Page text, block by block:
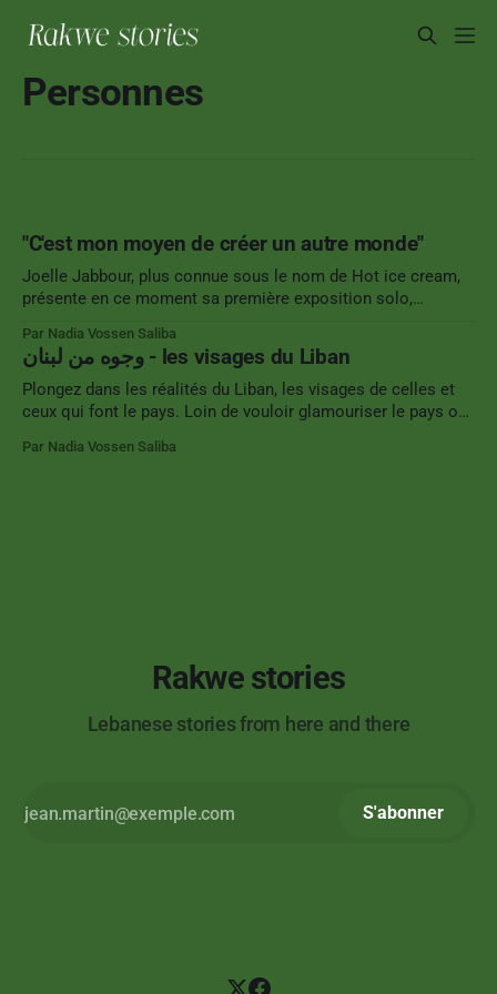
Personnes
"C'est mon moyen de créer un autre monde"
Joelle Jabbour, plus connue sous le nom de Hot ice cream,
présente en ce moment sa première exposition solo,
illustratrice, dont vous pouvez reconnaître la patte par la
présence de félins et une palette de couleurs vives, se fait
une
Par Nadia Vossen Saliba
وجوه من لبنان - les visages du Liban
Plongez dans les réalités du Liban, les visages de celles et
ceux qui font le pays. Loin de vouloir glamouriser le pays ou,
la violence, cette série de photos se veut une illustration de
Par Nadia Vossen Saliba
Rakwe stories
Lebanese stories from here and there
S'abonner